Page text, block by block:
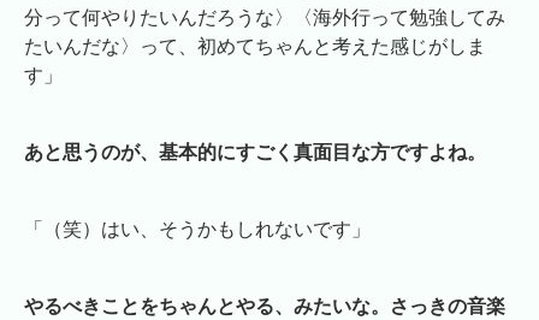
分って何やりたいんだろうな〉〈海外行って勉強してみ
たいんだな〉って、初めてちゃんと考えた感じがしま
す」
あと思うのが、基本的にすごく真面目な方ですよね。
「（笑）はい、そうかもしれないです」
やるべきことをちゃんとやる、みたいな。さっきの音楽